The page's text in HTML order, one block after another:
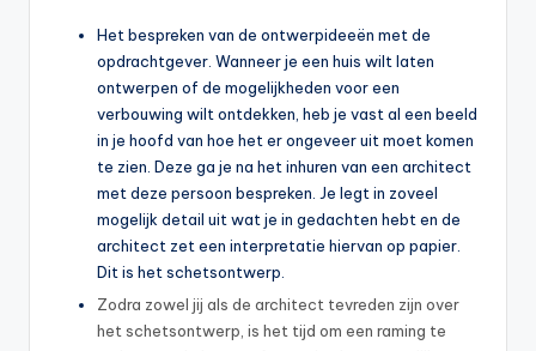
Het bespreken van de ontwerpideeën met de
opdrachtgever. Wanneer je een huis wilt laten
ontwerpen of de mogelijkheden voor een
verbouwing wilt ontdekken, heb je vast al een beeld
in je hoofd van hoe het er ongeveer uit moet komen
te zien. Deze ga je na het inhuren van een architect
met deze persoon bespreken. Je legt in zoveel
mogelijk detail uit wat je in gedachten hebt en de
architect zet een interpretatie hiervan op papier.
Dit is het schetsontwerp.
Zodra zowel jij als de architect tevreden zijn over
het schetsontwerp, is het tijd om een raming te